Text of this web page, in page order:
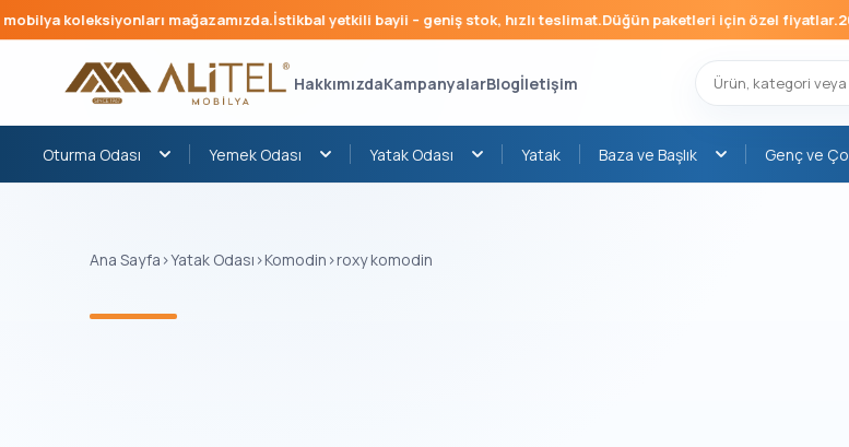
koleksiyonları mağazamızda.İstikbal yetkili bayii – geniş stok, hızlı teslimat.Düğün paketleri için özel fiyatlar.
HakkımızdaKampanyalarBlogİletişim
Oturma Odası Yemek Odası Yatak Odası Yatak Baza ve Başlık Genç ve
Ana Sayfa ›Yatak Odası ›Komodin ›roxy komodin